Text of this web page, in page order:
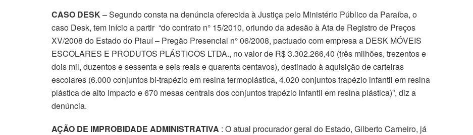
CASO DESK– Segundo consta na denúncia oferecida à Justiça pelo Ministério Público da Paraíba, o
caso Desk, tem início a partir “do contrato n° 15/2010, oriundo da adesão à Ata de Registro de Preços
XV/2008 do Estado do Piauí – Pregão Presencial n° 06/2008, pactuado com empresa a DESK MÓVEIS
ESCOLARES E PRODUTOS PLÁSTICOS LTDA., no valor de R$ 3.302.266,40 (três milhões, trezentos e
dois mil, duzentos e sessenta e seis reais e quarenta centavos), destinado à aquisição de carteiras
escolares (6.000 conjuntos bi-trapézio em resina termoplástica, 4.020 conjuntos trapézio infantil em resina
plástica de alto impacto e 670 mesas centrais dos conjuntos trapézio infantil em resina plástica)”, diz a
denúncia.
AÇÃO DE IMPROBIDADE ADMINISTRATIVA : O atual procurador geral do Estado, Gilberto Carneiro, já